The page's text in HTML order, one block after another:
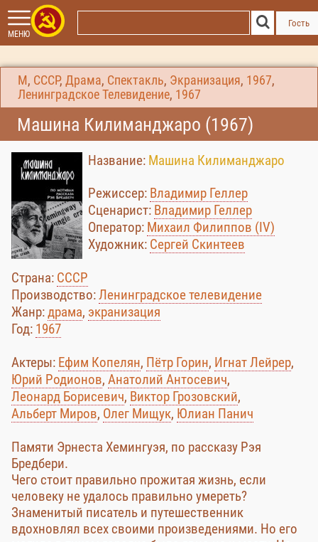
МЕНЮ
Гость
М , СССР, Драма, Спектакль, Экранизация, 1967,
Ленинградское Телевидение, 1967
Машина Килиманджаро (1967)
Название: Машина Килиманджаро
Режиссер: Владимир Геллер
Сценарист: Владимир Геллер
Оператор: Михаил Филиппов (IV)
Художник: Сергей Скинтеев
Страна: СССР
Производство:Ленинградское телевидение
Жанр:драма, экранизация
Год: 1967
Актеры: Ефим Копелян, Пётр Горин, Игнат Лейрер,
Юрий Родионов, Анатолий Антосевич,
Леонард Борисевич, Виктор Грозовский,
Альберт Миров, Олег Мищук, Юлиан Панич
Памяти Эрнеста Хемингуэя, по рассказу Рэя
Бредбери.
Чего стоит правильно прожитая жизнь, если
человеку не удалось правильно умереть?
Знаменитый писатель и путешественник
вдохновлял всех своими произведениями. Но его